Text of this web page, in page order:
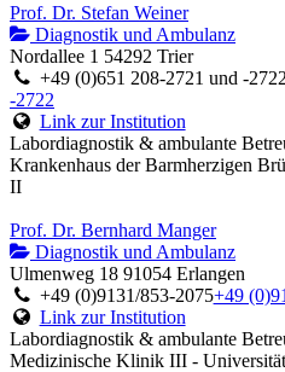
Prof. Dr. Stefan Weiner
Diagnostik und Ambulanz
Nordallee 1 54292 Trier
+49 (0)651 208-2721 und -2722
-2722
Link zur Institution
Labordiagnostik & ambulante
Krankenhaus der Barmherzigen
II
Prof. Dr. Bernhard Manger
Diagnostik und Ambulanz
Ulmenweg 18 91054 Erlangen
+49 (0)9131/853-2075+49
Link zur Institution
Labordiagnostik & ambulante
Medizinische Klinik III -